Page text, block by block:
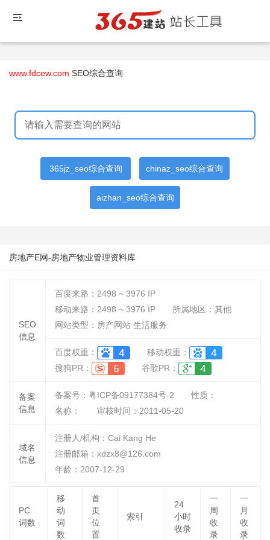
www.fdcew.com SEO综合查询
365jz_seo综合查询 chinaz_seo综合查询
aizhan_seo综合查询
房地产E网-房地产物业管理资料库
SEO
信息
百度来路： 2498 ~ 3976 IP
移动来路： 2498 ~ 3976 IP
所属地区：其他
网站类型：房产网站 生活服务
百度权重：
移动权重：
搜狗PR：
谷歌PR：
备案
信息
备案号：粤ICP备09177384号-2
性质：
名称：
审核时间： 2011-05-20
域名
信息
注册人/机构：Cai Kang He
注册邮箱：xdzx8@126.com
年龄：2007-12-29
PC
词数
移
动
词
数
首
页
位
置
索引
24
小时
收录
一
周
收
录
一
月
收
录